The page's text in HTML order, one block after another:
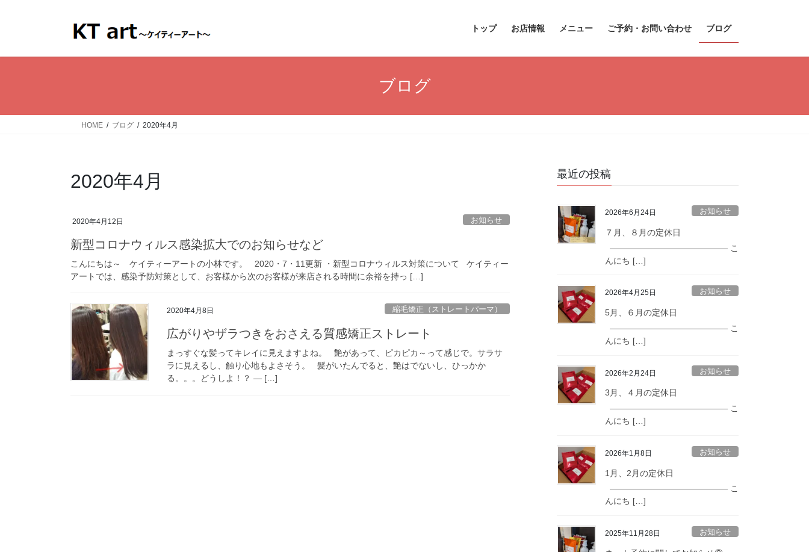
トップ お店情報 メニュー ご予約・お問い合わせ ブログ
ブログ
HOME ブログ 2020年4月
2020年4月
2020年4月12日 お知らせ
新型コロナウィルス感染拡大でのお知らせなど
こんにちは～ ケイティーアートの小林です。 2020・7・11更新 ・新型コロナウィルス対策について ケイティー
アートでは、感染予防対策として、お客様から次のお客様が来店される時間に余裕を持っ […]
2020年4月8日 縮毛矯正（ストレートパーマ）
広がりやザラつきをおさえる質感矯正ストレート
まっすぐな髪ってキレイに見えますよね。 艶があって、ピカピカ～って感じで。サラサ
ラに見えるし、触り心地もよさそう。 髪がいたんでると、艶はでないし、ひっかか
る。。。どうしよ！？ — […]
最近の投稿
2026年6月24日 お知らせ
７月、８月の定休日
—————————————— こ
んにち […]
2026年4月25日 お知らせ
5月、６月の定休日
—————————————— こ
んにち […]
2026年2月24日 お知らせ
3月、４月の定休日
—————————————— こ
んにち […]
2026年1月8日 お知らせ
1月、2月の定休日
—————————————— こ
んにち […]
2025年11月28日 お知らせ